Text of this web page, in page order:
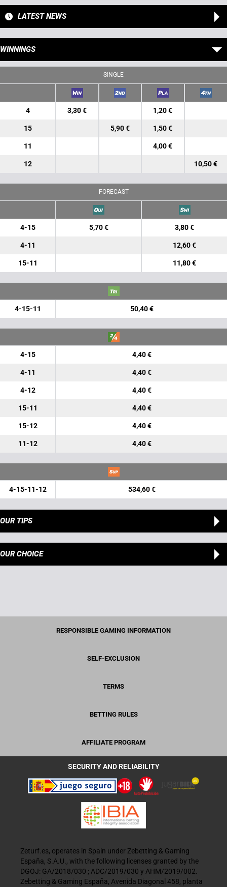
LATEST NEWS
WINNINGS
SINGLE
4 3,30 € 1,20 €
15 5,90 € 1,50 €
11 4,00 €
12 10,50 €
FORECAST
4-15 5,70 € 3,80 €
4-11 12,60 €
15-11 11,80 €
4-15-11 50,40 €
4-15 4,40 €
4-11 4,40 €
4-12 4,40 €
15-11 4,40 €
15-12 4,40 €
11-12 4,40 €
4-15-11-12 534,60 €
OUR TIPS
OUR CHOICE
RESPONSIBLE GAMING INFORMATION
SELF-EXCLUSION
TERMS
BETTING RULES
AFFILIATE PROGRAM
SECURITY AND RELIABILITY
Zeturf.es, operates in Spain under Zebetting & Gaming
España, S.A.U., with the following licenses granted by the
DGOJ: GA/2018/030 ; ADC/2019/030 y AHM/2019/002.
Zebetting & Gaming España, Avenida Diagonal 458, planta